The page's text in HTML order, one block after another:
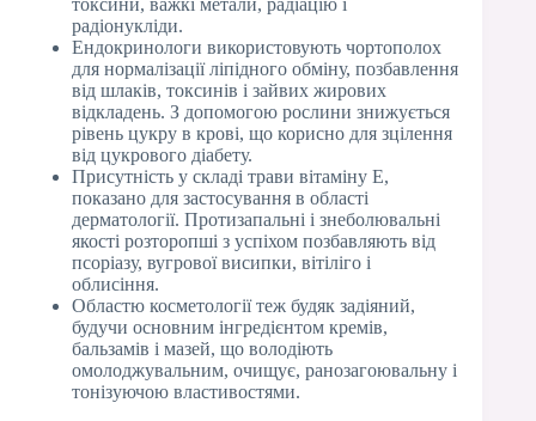
токсини, важкі метали, радіацію і
радіонукліди.
Ендокринологи використовують чортополох
для нормалізації ліпідного обміну, позбавлення
від шлаків, токсинів і зайвих жирових
відкладень. З допомогою рослини знижується
рівень цукру в крові, що корисно для зцілення
від цукрового діабету.
Присутність у складі трави вітаміну Е,
показано для застосування в області
дерматології. Протизапальні і знеболювальні
якості розторопші з успіхом позбавляють від
псоріазу, вугрової висипки, вітіліго і
облисіння.
Областю косметології теж будяк задіяний,
будучи основним інгредієнтом кремів,
бальзамів і мазей, що володіють
омолоджувальним, очищує, ранозагоювальну і
тонізуючою властивостями.